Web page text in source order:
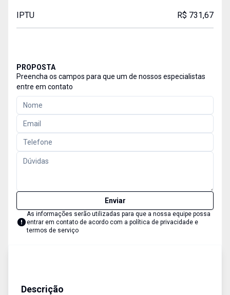
IPTU R$ 731,67
PROPOSTA
Preencha os campos para que um de nossos especialistas
entre em contato
Enviar
As informações serão utilizadas para que a nossa equipe possa
entrar em contato de acordo com a política de privacidade e
termos de serviço
Descrição